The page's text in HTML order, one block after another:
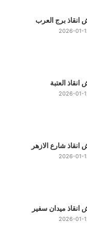
انقاذ برج العرب
2026-01-
انقاذ العتبة
2026-01-
انقاذ شارع الازهر
2026-01-
انقاذ ميدان سفير
2026-01-